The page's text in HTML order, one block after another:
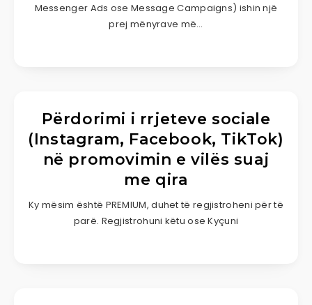
Messenger Ads ose Message Campaigns) ishin një
prej mënyrave më…
Përdorimi i rrjeteve sociale
(Instagram, Facebook, TikTok)
në promovimin e vilës suaj
me qira
Ky mësim është PREMIUM, duhet të regjistroheni për të
parë. Regjistrohuni këtu ose Kyçuni